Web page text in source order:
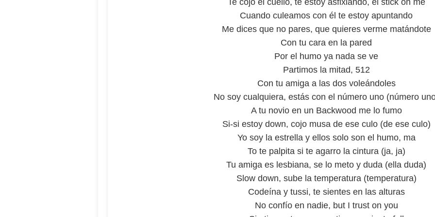
Te cojo el cuello, te estoy asfixiando, el stick on me
Cuando culeamos con él te estoy apuntando
Me dices que no pares, que quieres verme matándote
Con tu cara en la pared
Por el humo ya nada se ve
Partimos la mitad, 512
Con tu amiga a las dos voleándoles
No soy cualquiera, estás con el número uno (número
A tu novio en un Backwood me lo fumo
Si-si estoy down, cojo musa de ese culo (de ese culo)
Yo soy la estrella y ellos solo son el humo, ma
To te palpita si te agarro la cintura (ja, ja)
Tu amiga es lesbiana, se lo meto y duda (ella duda)
Slow down, sube la temperatura (temperatura)
Codeína y tussi, te sientes en las alturas
No confío en nadie, but I trust on you